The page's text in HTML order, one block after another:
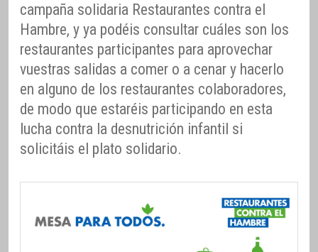
campaña solidaria Restaurantes contra el
Hambre, y ya podéis consultar cuáles son los
restaurantes participantes para aprovechar
vuestras salidas a comer o a cenar y hacerlo
en alguno de los restaurantes colaboradores,
de modo que estaréis participando en esta
lucha contra la desnutrición infantil si
solicitáis el plato solidario.